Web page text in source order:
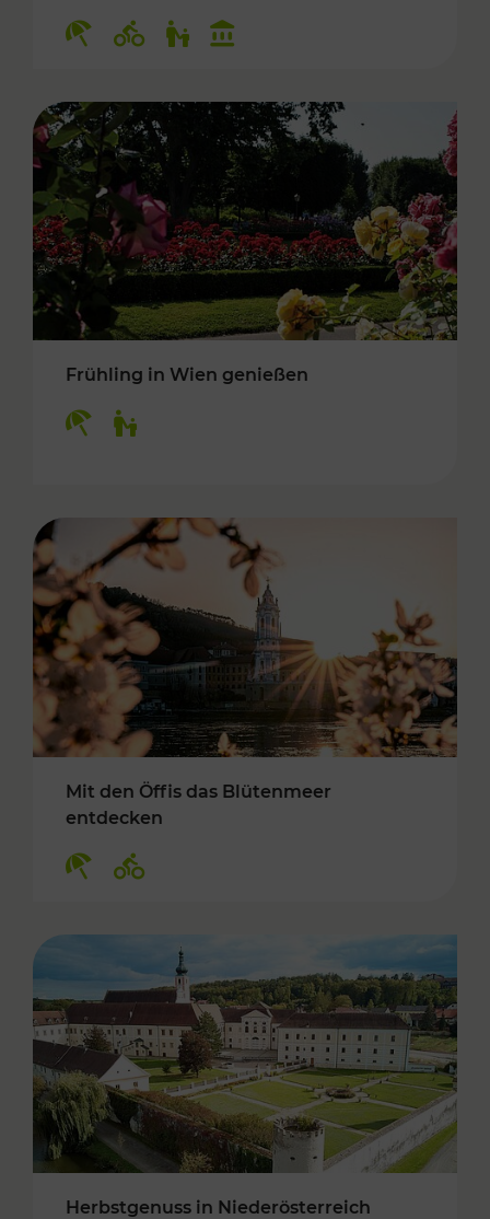
Frühling in Wien genießen
Mit den Öffis das Blütenmeer
entdecken
Herbstgenuss in Niederösterreich